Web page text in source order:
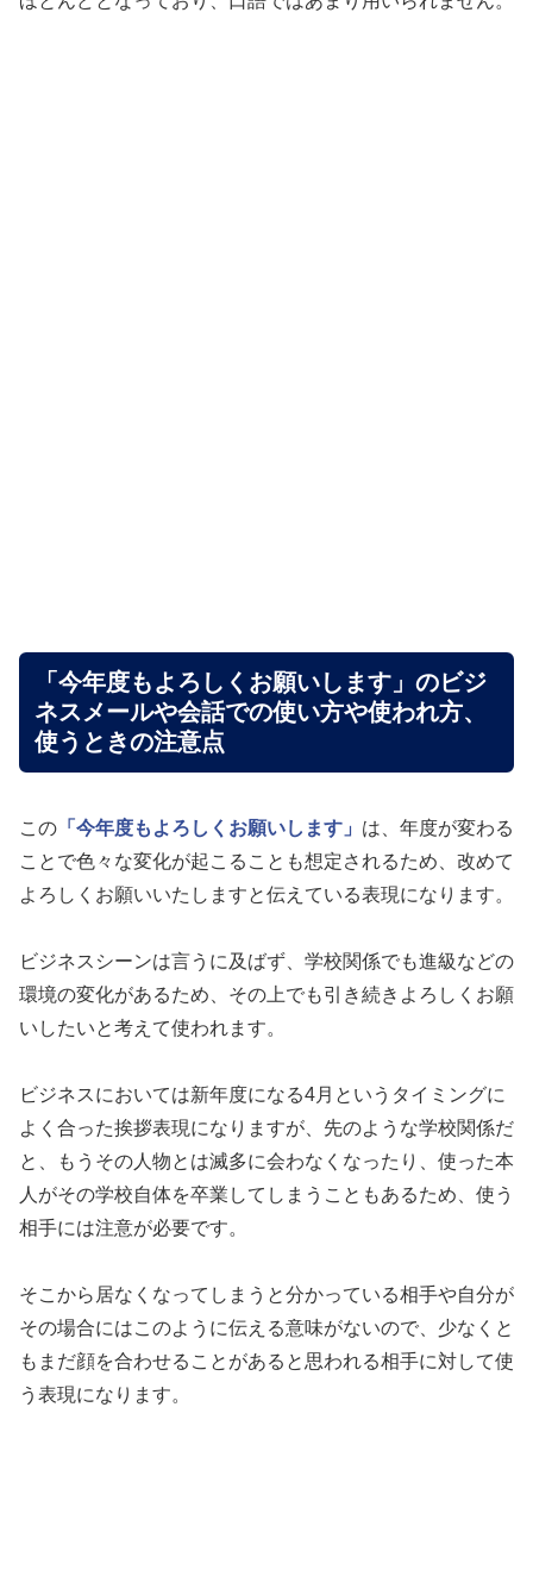
「今年度もよろしくお願いします」のビジ
ネスメールや会話での使い方や使われ方、
使うときの注意点
この 「今年度もよろしくお願いします」 は、年度が変わる
ことで色々な変化が起こることも想定されるため、改めて
よろしくお願いいたしますと伝えている表現になります。
ビジネスシーンは言うに及ばず、学校関係でも進級などの
環境の変化があるため、その上でも引き続きよろしくお願
いしたいと考えて使われます。
ビジネスにおいては新年度になる4月というタイミングに
よく合った挨拶表現になりますが、先のような学校関係だ
と、もうその人物とは滅多に会わなくなったり、使った本
人がその学校自体を卒業してしまうこともあるため、使う
相手には注意が必要です。
そこから居なくなってしまうと分かっている相手や自分が
その場合にはこのように伝える意味がないので、少なくと
もまだ顔を合わせることがあると思われる相手に対して使
う表現になります。